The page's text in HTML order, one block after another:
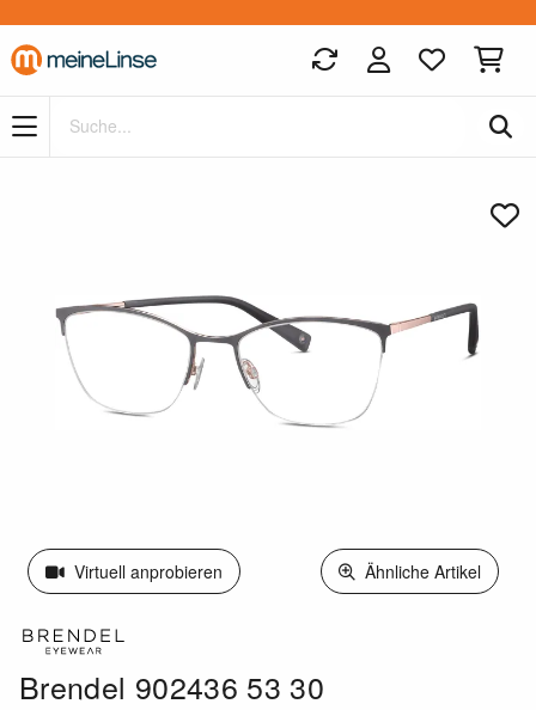
Zum Hauptinhalt springen
Virtuell anprobieren Ähnliche Artikel
Brendel 902436 53 30